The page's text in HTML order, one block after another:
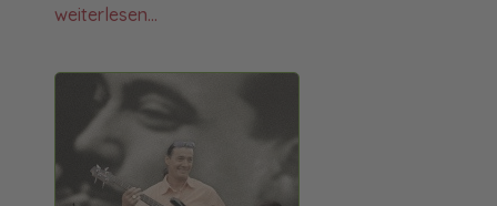
weiterlesen...